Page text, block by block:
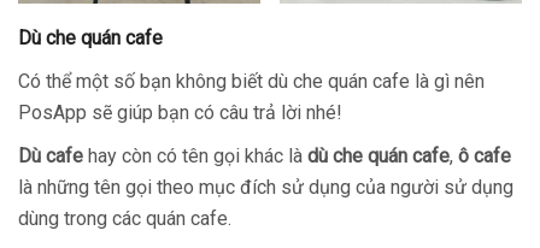
Dù che quán cafe
Có thể một số bạn không biết dù che quán cafe là gì nên
PosApp sẽ giúp bạn có câu trả lời nhé!
Dù cafe hay còn có tên gọi khác là dù che quán cafe, ô cafe
là những tên gọi theo mục đích sử dụng của người sử dụng
dùng trong các quán cafe.